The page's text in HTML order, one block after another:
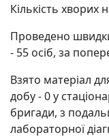
Кількість хворих
Проведено
- 55 осіб, за
Взято матеріал
добу - 0 у
бригади, з
лабораторної